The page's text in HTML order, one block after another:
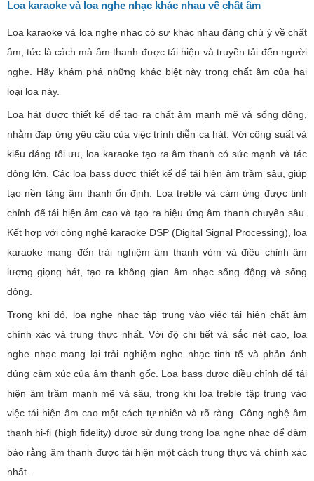
Loa karaoke và loa nghe nhạc khác nhau về chất âm
Loa karaoke và loa nghe nhạc có sự khác nhau đáng chú ý về chất
âm, tức là cách mà âm thanh được tái hiện và truyền tải đến người
nghe. Hãy khám phá những khác biệt này trong chất âm của hai
loại loa này.
Loa hát được thiết kế để tạo ra chất âm mạnh mẽ và sống động,
nhằm đáp ứng yêu cầu của việc trình diễn ca hát. Với công suất và
kiểu dáng tối ưu, loa karaoke tạo ra âm thanh có sức mạnh và tác
động lớn. Các loa bass được thiết kế để tái hiện âm trầm sâu, giúp
tạo nền tảng âm thanh ổn định. Loa treble và cảm ứng được tinh
chỉnh để tái hiện âm cao và tạo ra hiệu ứng âm thanh chuyên sâu.
Kết hợp với công nghệ karaoke DSP (Digital Signal Processing), loa
karaoke mang đến trải nghiệm âm thanh vòm và điều chỉnh âm
lượng giọng hát, tạo ra không gian âm nhạc sống động và sống
động.
Trong khi đó, loa nghe nhạc tập trung vào việc tái hiện chất âm
chính xác và trung thực nhất. Với độ chi tiết và sắc nét cao, loa
nghe nhạc mang lại trải nghiệm nghe nhạc tinh tế và phản ánh
đúng cảm xúc của âm thanh gốc. Loa bass được điều chỉnh để tái
hiện âm trầm mạnh mẽ và sâu, trong khi loa treble tập trung vào
việc tái hiện âm cao một cách tự nhiên và rõ ràng. Công nghệ âm
thanh hi-fi (high fidelity) được sử dụng trong loa nghe nhạc để đảm
bảo rằng âm thanh được tái hiện một cách trung thực và chính xác
nhất.